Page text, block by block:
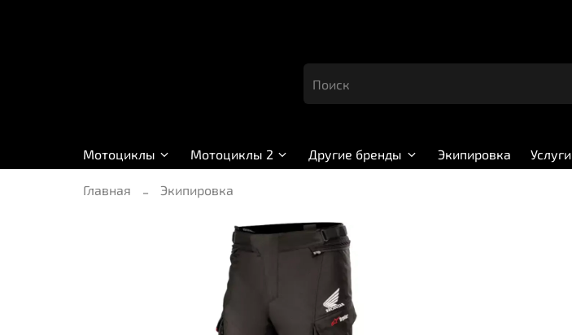
Мотоциклы Мотоциклы 2 Другие бренды Экипировка Услуги
Главная Экипировка